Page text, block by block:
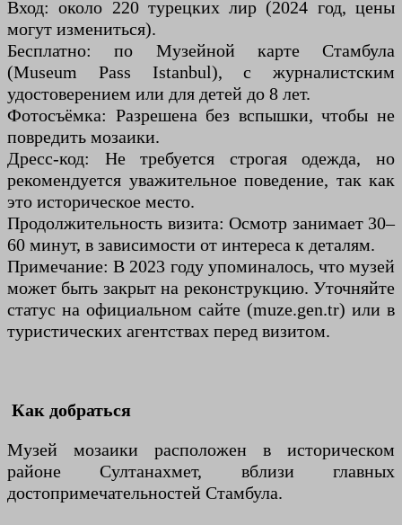
Вход: около 220 турецких лир (2024 год, цены
могут измениться).
Бесплатно: по Музейной карте Стамбула
(Museum Pass Istanbul), с журналистским
удостоверением или для детей до 8 лет.
Фотосъёмка: Разрешена без вспышки, чтобы не
повредить мозаики.
Дресс-код: Не требуется строгая одежда, но
рекомендуется уважительное поведение, так как
это историческое место.
Продолжительность визита: Осмотр занимает 30–
60 минут, в зависимости от интереса к деталям.
Примечание: В 2023 году упоминалось, что музей
может быть закрыт на реконструкцию. Уточняйте
статус на официальном сайте (muze.gen.tr) или в
туристических агентствах перед визитом.
Как добраться
Музей мозаики расположен в историческом
районе Султанахмет, вблизи главных
достопримечательностей Стамбула.